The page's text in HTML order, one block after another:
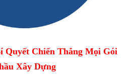
Chiến Thắng Mọi Gói
Xây Dựng